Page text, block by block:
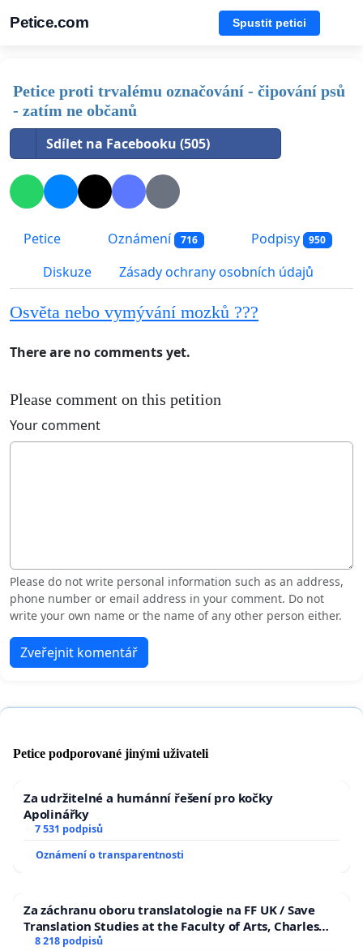
Petice.com Spustit petici
Petice proti trvalému označování - čipování psů
- zatím ne občanů
Sdílet na Facebooku (505)
Petice Oznámení 716 Podpisy 950
Diskuze Zásady ochrany osobních údajů
Osvěta nebo vymývání mozků ???
There are no comments yet.
Please comment on this petition
Your comment
Please do not write personal information such as an address,
phone number or email address in your comment. Do not
write your own name or the name of any other person either.
Zveřejnit komentář
Petice podporované jinými uživateli
Za udržitelné a humánní řešení pro kočky
Apolinářky
7 531 podpisů
Oznámení o transparentnosti
Za záchranu oboru translatologie na FF UK / Save
Translation Studies at the Faculty of Arts, Charles
University
8 218 podpisů